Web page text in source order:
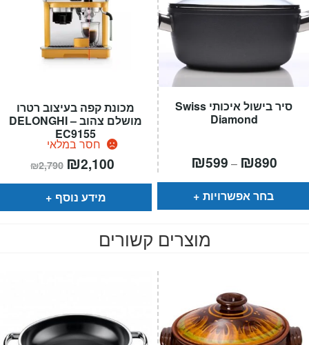
מכונת קפה בעיצוב רטרו
מושלם צהוב – DELONGHI
EC9155
חסר במלאי
₪2,790 המחיר
המקורי
היה:
₪2,790.
₪2,100
הוא:
מידע נוסף
סיר בישול איכותי Swiss
Diamond
₪599 – ₪890טווח
⁦₪599⁩
בחר אפשרויות
מוצרים קשורים